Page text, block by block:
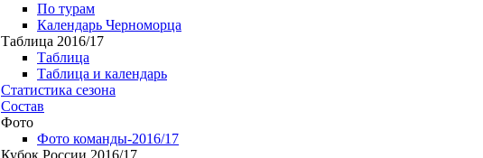
По турам
Календарь Черноморца
Таблица 2016/17
Таблица
Таблица и календарь
Статистика сезона
Состав
Фото
Фото команды-2016/17
Кубок России 2016/17